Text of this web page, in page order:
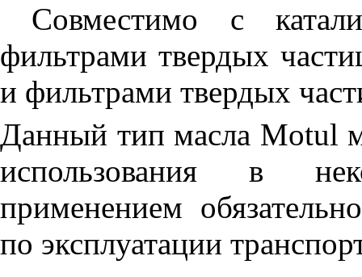
Совместимо с
фильтрами твердых
и фильтрами твердых
Данный тип масла Motul
использования в
применением
по эксплуатации